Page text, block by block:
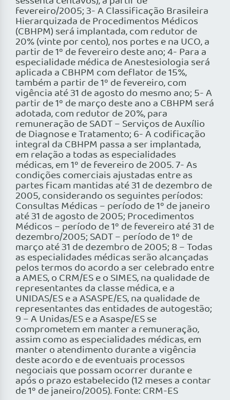
fevereiro/2005; 3- A Classificação Brasileira
Hierarquizada de Procedimentos Médicos
(CBHPM) será implantada, com redutor de
20% (vinte por cento), nos portes e na UCO, a
partir de 1º de fevereiro deste ano; 4- Para a
especialidade médica de Anestesiologia será
aplicada a CBHPM com deflator de 15%,
também a partir de 1º de fevereiro, com
vigência até 31 de agosto do mesmo ano; 5- A
partir de 1º de março deste ano a CBHPM será
adotada, com redutor de 20%, para
remuneração de SADT – Serviços de Auxílio
de Diagnose e Tratamento; 6- A codificação
integral da CBHPM passa a ser implantada,
em relação a todas as especialidades
médicas, em 1º de fevereiro de 2005. 7- As
condições comerciais ajustadas entre as
partes ficam mantidas até 31 de dezembro de
2005, considerando os seguintes períodos:
Consultas Médicas – período de 1º de janeiro
até 31 de agosto de 2005; Procedimentos
Médicos – período de 1º de fevereiro até 31 de
dezembro/2005; SADT – período de 1º de
março até 31 de dezembro de 2005; 8 – Todas
as especialidades médicas serão alcançadas
pelos termos do acordo a ser celebrado entre
a AMES, o CRM/ES e o SIMES, na qualidade de
representantes da classe médica, e a
UNIDAS/ES e a ASASPE/ES, na qualidade de
representantes das entidades de autogestão;
9 – A Unidas/ES e a Asaspe/ES se
comprometem em manter a remuneração,
assim como as especialidades médicas, em
manter o atendimento durante a vigência
deste acordo e de eventuais processos
negociais que possam ocorrer durante e
após o prazo estabelecido (12 meses a contar
de 1º de janeiro/2005). Fonte: CRM-ES